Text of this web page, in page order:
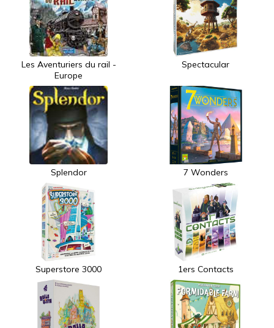
Les Aventuriers du rail -
Europe
Spectacular
Splendor 7 Wonders
Superstore 3000 1ers Contacts